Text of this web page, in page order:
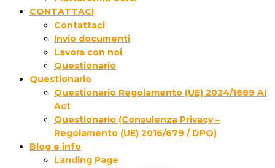
CONTATTACI
Contattaci
Invio documenti
Lavora con noi
Questionario
Questionario
Questionario Regolamento (UE) 2024/1689 AI
Act
Questionario (Consulenza Privacy –
Regolamento (UE) 2016/679 / DPO)
Blog e info
Landing Page